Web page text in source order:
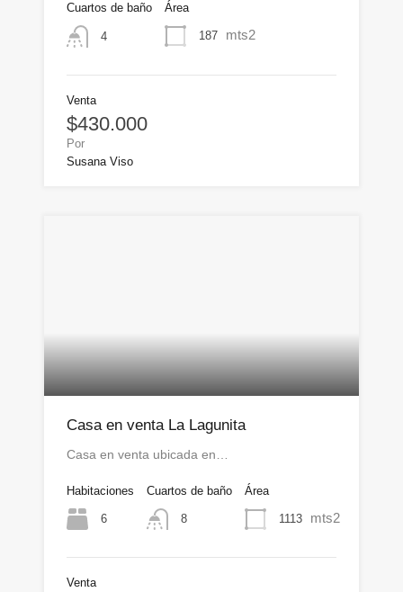
Cuartos de baño
4
Área
187 mts2
Venta
$430.000
Por
Susana Viso
Casa en venta La Lagunita
Casa en venta ubicada en…
Habitaciones
6
Cuartos de baño
8
Área
1113 mts2
Venta